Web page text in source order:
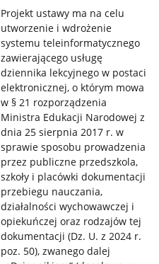
Projekt ustawy ma na celu
utworzenie i wdrożenie
systemu teleinformatycznego
zawierającego usługę
dziennika lekcyjnego w postaci
elektronicznej, o którym mowa
w § 21 rozporządzenia
Ministra Edukacji Narodowej z
dnia 25 sierpnia 2017 r. w
sprawie sposobu prowadzenia
przez publiczne przedszkola,
szkoły i placówki dokumentacji
przebiegu nauczania,
działalności wychowawczej i
opiekuńczej oraz rodzajów tej
dokumentacji (Dz. U. z 2024 r.
poz. 50), zwanego dalej